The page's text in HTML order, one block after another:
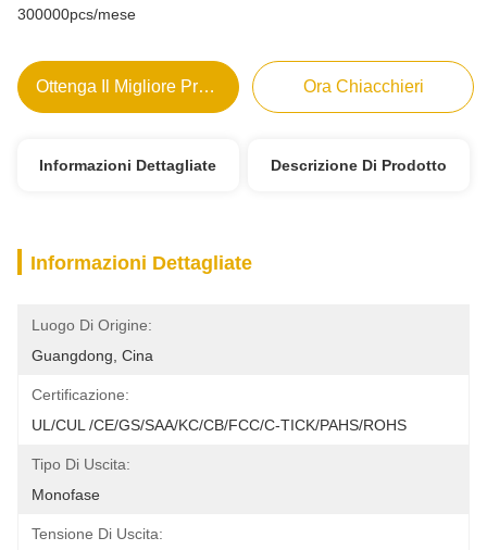
300000pcs/mese
Ottenga Il Migliore Prezzo Ora Chiacchieri
Informazioni Dettagliate Descrizione Di Prodotto
Informazioni Dettagliate
Luogo Di Origine:
Guangdong, Cina
Certificazione:
UL/cUL /CE/GS/SAA/KC/CB/FCC/C-TICK/PAHS/ROHS
Tipo Di Uscita:
Monofase
Tensione Di Uscita: